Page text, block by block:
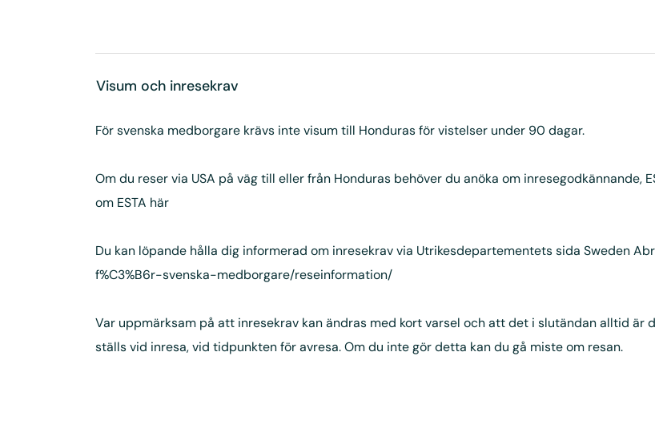
Visum och inresekrav
För svenska medborgare krävs inte visum till Honduras för vistelser under 90 dagar.
Om du reser via USA på väg till eller från Honduras behöver du anöka om inresegodkännande,
om ESTA här
Du kan löpande hålla dig informerad om inresekrav via Utrikesdepartementets sida Sweden
f%C3%B6r-svenska-medborgare/reseinformation/
Var uppmärksam på att inresekrav kan ändras med kort varsel och att det i slutändan alltid
ställs vid inresa, vid tidpunkten för avresa. Om du inte gör detta kan du gå miste om resan.